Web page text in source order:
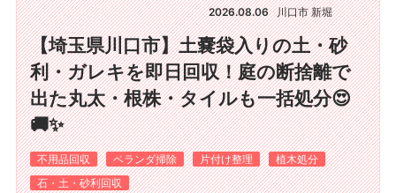
2026.08.06 川口市 新堀
【埼玉県川口市】土嚢袋入りの土・砂
利・ガレキを即日回収！庭の断捨離で
出た丸太・根株・タイルも一括処分😍
🚚✨
不用品回収 ベランダ掃除 片付け整理
植木処分
石・土・砂利回収